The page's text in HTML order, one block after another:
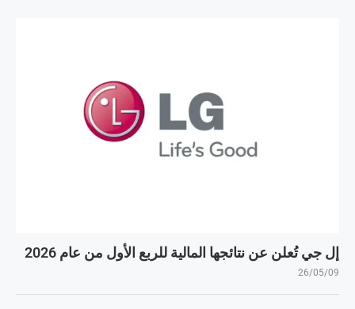
إل جي تُعلن عن نتائجها المالية للربع الأول من عام 2026
26/05/09